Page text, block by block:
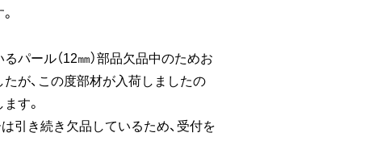
パール（12㎜）部品欠品中のためお
が、この度部材が入荷しましたの
す。
引き続き欠品しているため、受付を